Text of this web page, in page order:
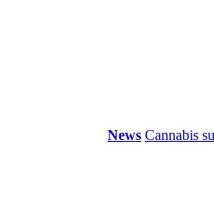
News Cannabis sur